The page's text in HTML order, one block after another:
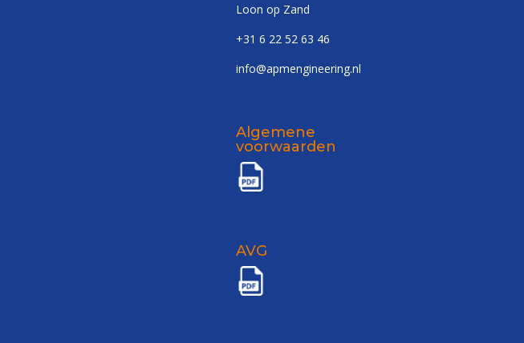
Loon op Zand
+31 6 22 52 63 46
info@apmengineering.nl
Algemene
voorwaarden
AVG